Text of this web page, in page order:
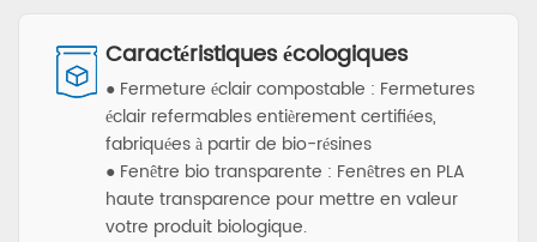
Caractéristiques écologiques
● Fermeture éclair compostable : Fermetures
éclair refermables entièrement certifiées,
fabriquées à partir de bio-résines
● Fenêtre bio transparente : Fenêtres en PLA
haute transparence pour mettre en valeur
votre produit biologique.